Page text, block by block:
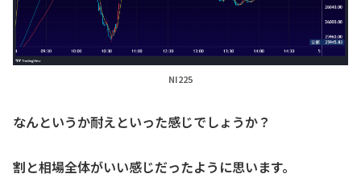
NI225
なんというか耐えといった感じでしょうか？
割と相場全体がいい感じだったように思います。